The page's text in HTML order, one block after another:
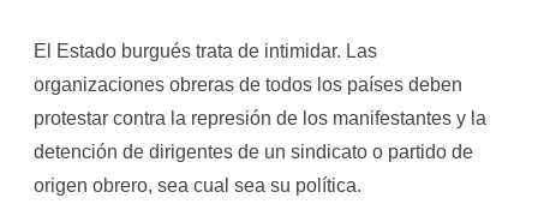
El Estado burgués trata de intimidar. Las
organizaciones obreras de todos los países deben
protestar contra la represión de los manifestantes y la
detención de dirigentes de un sindicato o partido de
origen obrero, sea cual sea su política.